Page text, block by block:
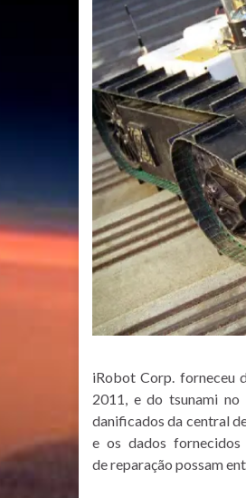
iRobot Corp. forneceu
2011, e do tsunami
danificados da central
e os dados fornecidos
de reparação possam